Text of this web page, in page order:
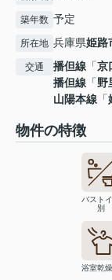
築年数 予定
所在地 兵庫県姫路
交通 播但線 「京
播但線 「野
山陽本線 「
物件の特徴
バスト
別
浴室乾